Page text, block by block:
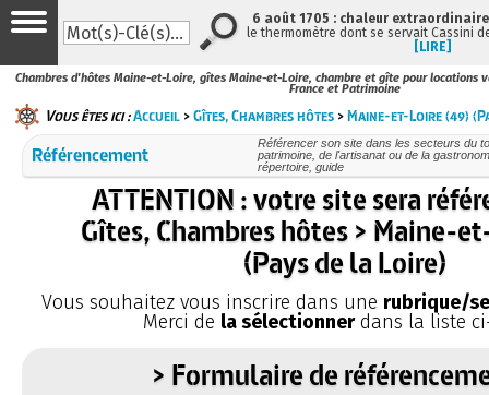
Chambres d'hôtes Maine-et-Loire, gîtes Maine-et-Loire, chambre et gîte pour locations
France et Patrimoine
Vous êtes ici :Accueil >Gîtes, Chambres hôtes >Maine-et-Loire (49)
Référencement
Référencer son site dans les secteurs du
patrimoine, de l'artisanat ou de la
répertoire, guide
ATTENTION : votre site sera
Gîtes, Chambres hôtes > Maine-
(Pays de la Loire)
Vous souhaitez vous inscrire dans une rubrique/
Merci de la sélectionnerdans la liste
> Formulaire de
6 août 1705 : chaleur
le thermomètre dont se servait Cassini
[LIRE]